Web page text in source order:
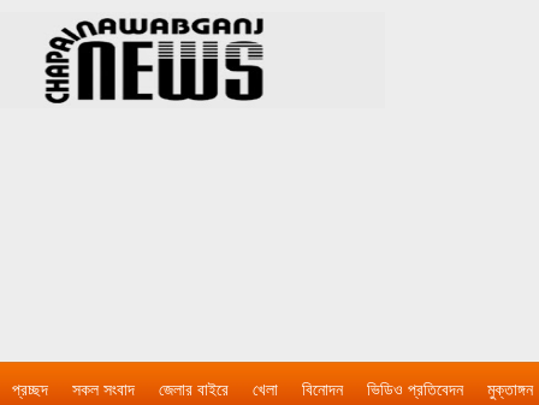
প্রচ্ছদ সকল সংবাদ জেলার বাইরে খেলা বিনোদন ভিডিও প্রতিবেদন মুক্তাঙ্গন